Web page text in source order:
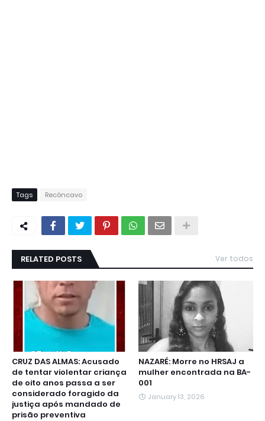
Tags Recôncavo
RELATED POSTS Ver todos
CRUZ DAS ALMAS: Acusado
de tentar violentar criança
de oito anos passa a ser
considerado foragido da
justiça após mandado de
prisão preventiva
NAZARÉ: Morre no HRSAJ a
mulher encontrada na BA-
001
January 13, 2026